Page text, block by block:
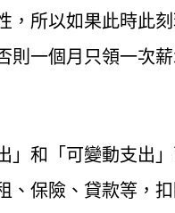
，所以如果此時此
則一個月只領一次
和「可變動支出
保險、貸款等，